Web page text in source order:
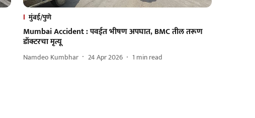
मुंबई/पुणे
Mumbai Accident : पवईत भीषण अपघात, BMC तील तरूण
डॉक्टरचा मृत्यू
Namdeo Kumbhar 24 Apr 2026 1 min read